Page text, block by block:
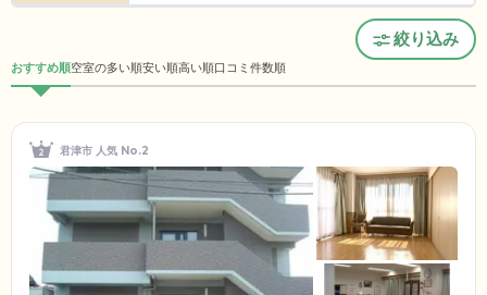
絞り込み
おすすめ順空室の多い順安い順高い順口コミ件数順
君津市 人気 No.2